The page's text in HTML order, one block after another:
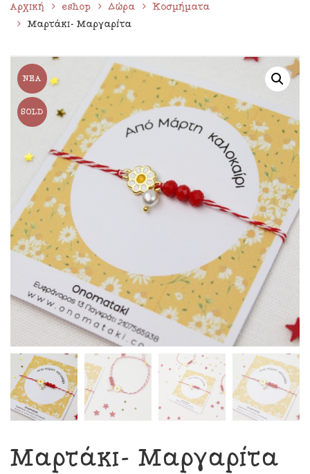
Αρχική eshop Δώρα
Κοσμήματα
Μαρτάκι- Μαργαρίτα
ΝΈΑ
SOLD
Μαρτάκι- Μαργαρίτα